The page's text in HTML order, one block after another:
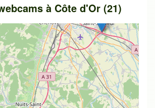
à Côte d'Or (21)